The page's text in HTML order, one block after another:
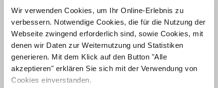
Wir verwenden Cookies, um Ihr Online-Erlebnis zu
verbessern. Notwendige Cookies, die für die Nutzung der
Webseite zwingend erforderlich sind, sowie Cookies, mit
denen wir Daten zur Weiternutzung und Statistiken
generieren. Mit dem Klick auf den Button "Alle
akzeptieren" erklären Sie sich mit der Verwendung von
Cookies einverstanden.